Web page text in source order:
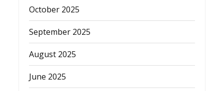
October 2025
September 2025
August 2025
June 2025